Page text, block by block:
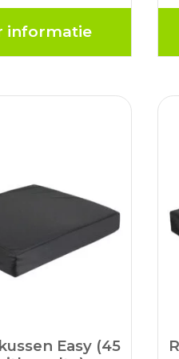
comfortabel
de gelkern
door…
informatie
Easy (45